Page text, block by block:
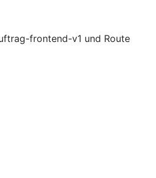
frontend-v1 und Route